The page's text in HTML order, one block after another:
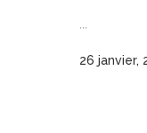
26 janvier,